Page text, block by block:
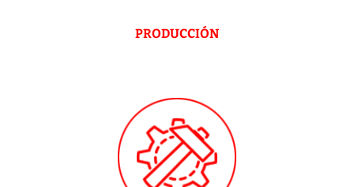
PRODUCCIÓN